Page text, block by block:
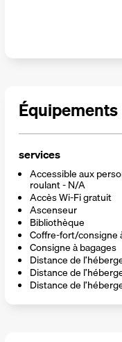
Équipements
services
Accessible aux
roulant - N/A
Accès Wi-Fi gratuit
Ascenseur
Bibliothèque
Coffre-fort/consigne
Consigne à bagages
Distance de
Distance de
Distance de